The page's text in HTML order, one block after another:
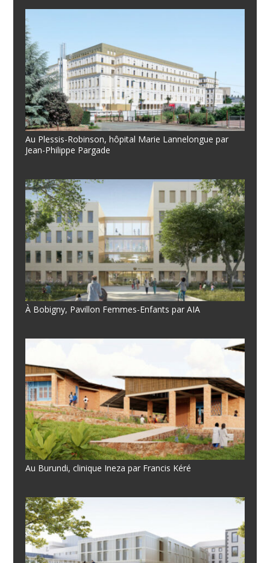
Au Plessis-Robinson, hôpital Marie Lannelongue par
Jean-Philippe Pargade
À Bobigny, Pavillon Femmes-Enfants par AIA
Au Burundi, clinique Ineza par Francis Kéré